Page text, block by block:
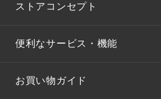
ストアコンセプト
便利なサービス・機能
お買い物ガイド